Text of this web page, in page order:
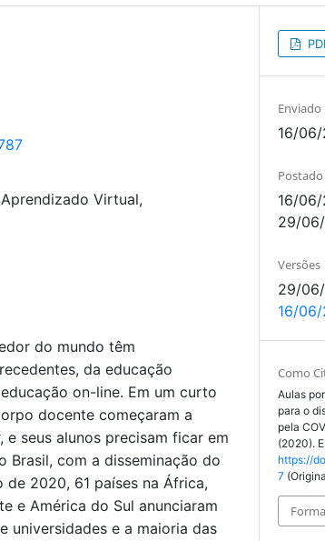
Virtual,
do mundo têm
da educação
on-line. Em um curto
docente começaram a
seus alunos precisam ficar em
Brasil, com a disseminação do
de 2020, 61 países na África,
e América do Sul anunciaram
universidades e a maioria das
Enviado
16/
Postado
16/
29/
Versões
29/
16/
Como
Aulas
para o
pela
(2020).
https://
7